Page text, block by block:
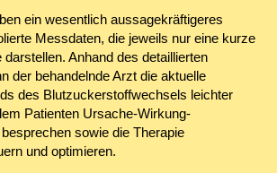
ein wesentlich aussagekräftigeres
Messdaten, die jeweils nur eine kurze
Anhand des detaillierten
der behandelnde Arzt die aktuelle
des Blutzuckerstoffwechsels leichter
Patienten Ursache-Wirkung-
sowie die Therapie
und optimieren.